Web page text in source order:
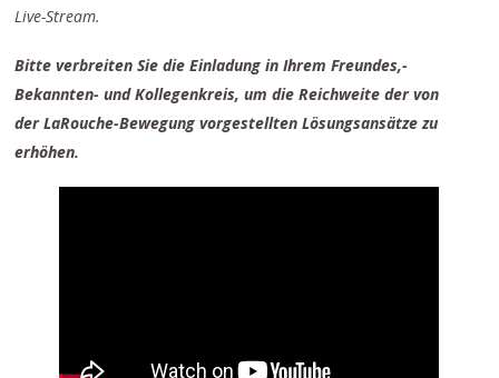
Live-Stream.
Bitte verbreiten Sie die Einladung in Ihrem Freundes,-
Bekannten- und Kollegenkreis, um die Reichweite der von
der LaRouche-Bewegung vorgestellten Lösungsansätze zu
erhöhen.